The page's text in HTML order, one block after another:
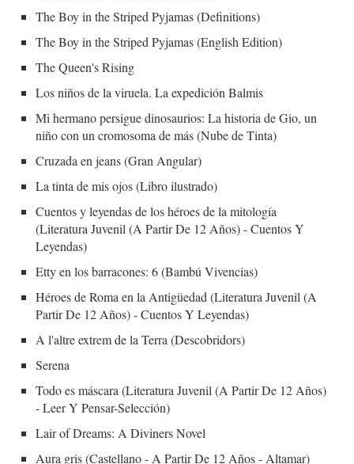
The Boy in the Striped Pyjamas (Definitions)
The Boy in the Striped Pyjamas (English Edition)
The Queen's Rising
Los niños de la viruela. La expedición Balmis
Mi hermano persigue dinosaurios: La historia de Gio, un
niño con un cromosoma de más (Nube de Tinta)
Cruzada en jeans (Gran Angular)
La tinta de mis ojos (Libro ilustrado)
Cuentos y leyendas de los héroes de la mitología
(Literatura Juvenil (A Partir De 12 Años) - Cuentos Y
Leyendas)
Etty en los barracones: 6 (Bambú Vivencias)
Héroes de Roma en la Antigüedad (Literatura Juvenil (A
Partir De 12 Años) - Cuentos Y Leyendas)
A l'altre extrem de la Terra (Descobridors)
Serena
Todo es máscara (Literatura Juvenil (A Partir De 12 Años)
- Leer Y Pensar-Selección)
Lair of Dreams: A Diviners Novel
Aura gris (Castellano - A Partir De 12 Años - Altamar)